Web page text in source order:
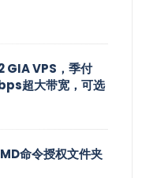
GIA VPS，季付
超大带宽，可选
命令授权文件夹